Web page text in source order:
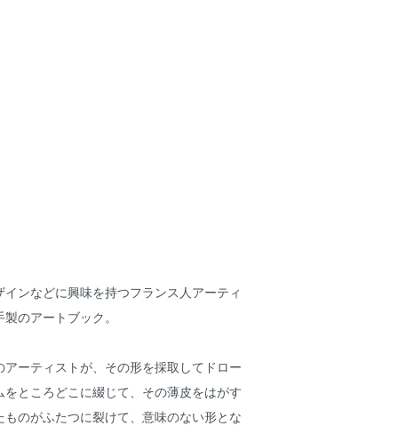
ンなどに興味を持つフランス人アーティ
のアートブック。
アーティストが、その形を採取してドロー
ところどこに綴じて、その薄皮をはがす
ものがふたつに裂けて、意味のない形とな